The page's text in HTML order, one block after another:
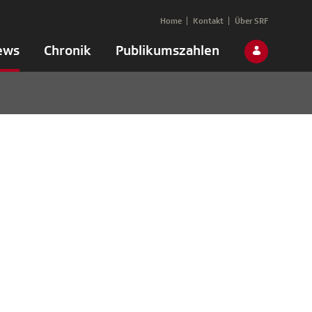
Chronik Publikumszahlen
Home Kontakt Über SRF